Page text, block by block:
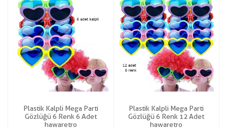
Plastik Kalpli Mega Parti
Gözlüğü 6 Renk 6 Adet
hawaretro
Plastik Kalpli Mega Parti
Gözlüğü 6 Renk 12 Adet
hawaretro